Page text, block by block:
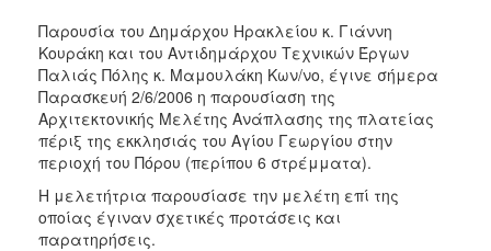
2013
2012
2011
2010
2006
Παρουσία του Δημάρχου Ηρακλείου κ. Γιάννη
Κουράκη και του Αντιδημάρχου Τεχνικών Έργων 
Παλιάς Πόλης κ. Μαμουλάκη Κων/νο, έγινε σήμερα
Παρασκευή 2/6/2006 η παρουσίαση της
Αρχιτεκτονικής Μελέτης Ανάπλασης της πλατείας
πέριξ της εκκλησιάς του Αγίου Γεωργίου στην
περιοχή του Πόρου (περίπου 6 στρέμματα).
Η μελετήτρια παρουσίασε την μελέτη επί της
οποίας έγιναν σχετικές προτάσεις και
παρατηρήσεις.